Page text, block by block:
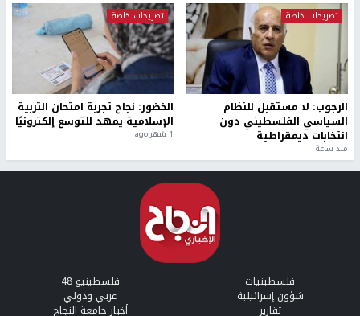
تصريحات خاصة
الرجوب: لا مستقبل للنظام
السياسي الفلسطيني دون
انتخابات ديمقراطية
منذ ساعة
تصريحات خاصة
الخضور: نجاح تجربة امتحان التربية
الإسلامية يمهد للتوسع إلكترونيًا
1 شهر ago
فلسطينيات فلسطينيو 48
شؤون إسرائيلية عربي ودولي
تقارير أخبار جامعة النجاح